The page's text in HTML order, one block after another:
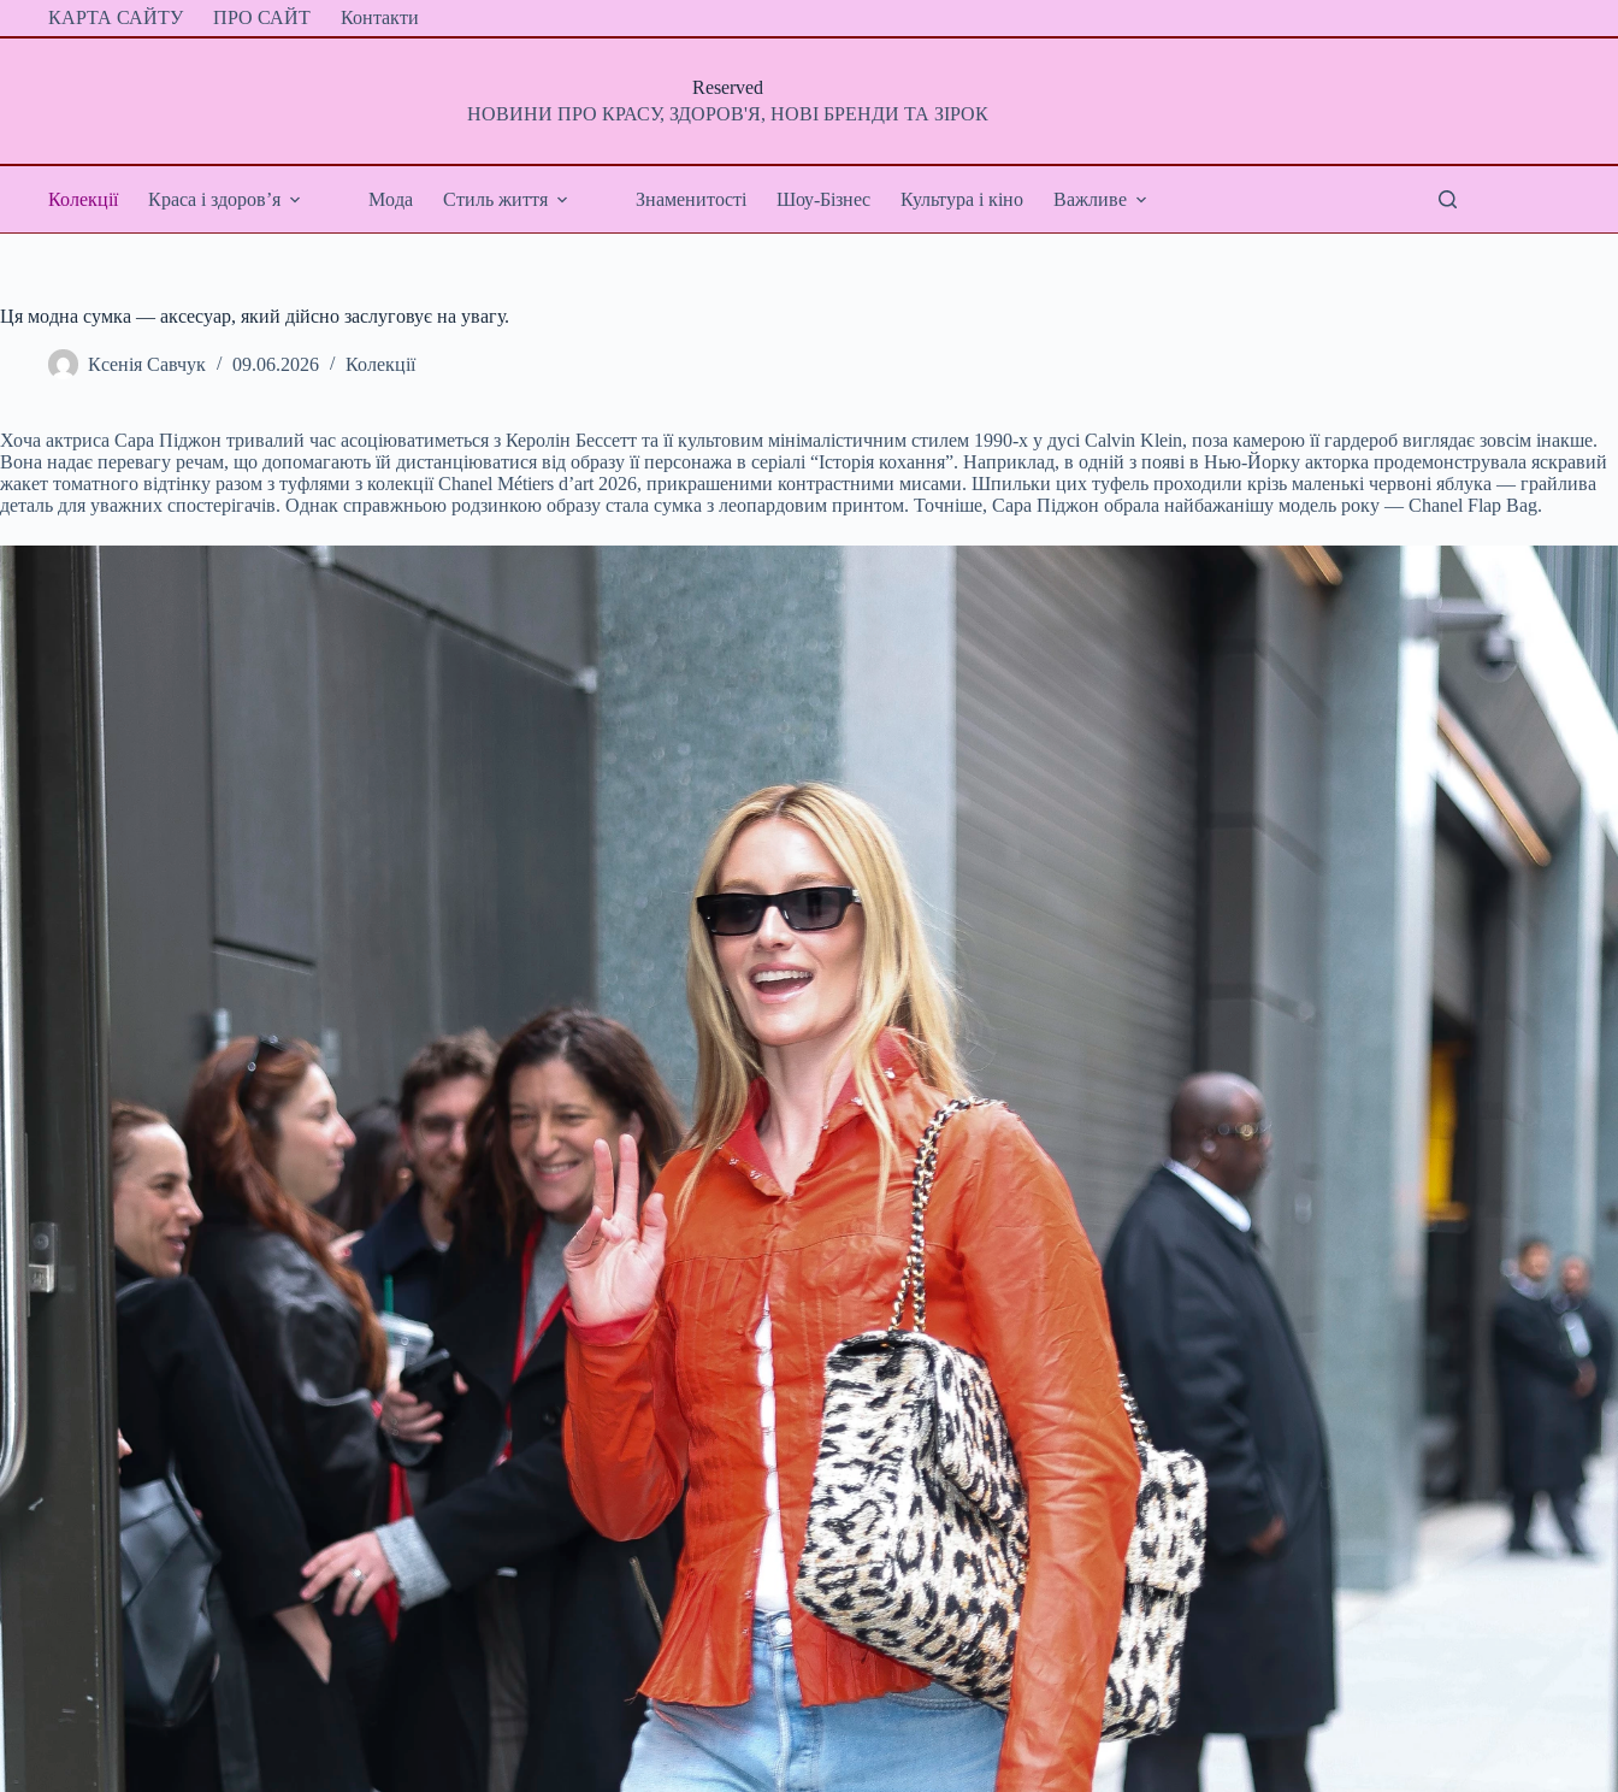
ПерейтиКАРТА САЙТУ ПРО САЙТ Контакти
Reserved
НОВИНИ ПРО КРАСУ, ЗДОРОВ'Я, НОВІ БРЕНДИ ТА ЗІРОК
Колекції Краса і здоров’я Мода Стиль життя Знаменитості Шоу-Бізнес Культура і кіно Важливе
Ця модна сумка — аксесуар, який дійсно заслуговує на увагу.
Ксенія Савчук 09.06.2026 Колекції
Хоча актриса Сара Піджон тривалий час асоціюватиметься з Керолін Бессетт та її культовим мінімалістичним стилем 1990-х у дусі Calvin Klein, поза камерою її гардероб виглядає зовсім інакше.
Вона надає перевагу речам, що допомагають їй дистанціюватися від образу її персонажа в серіалі “Історія кохання”. Наприклад, в одній з появі в Нью-Йорку акторка продемонструвала яскравий
жакет томатного відтінку разом з туфлями з колекції Chanel Métiers d’art 2026, прикрашеними контрастними мисами. Шпильки цих туфель проходили крізь маленькі червоні яблука — грайлива
деталь для уважних спостерігачів. Однак справжньою родзинкою образу стала сумка з леопардовим принтом. Точніше, Сара Піджон обрала найбажанішу модель року — Chanel Flap Bag.